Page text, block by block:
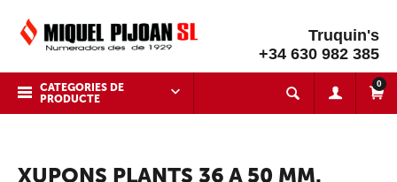
Truquin's
+34 630 982 385
CATEGORIES DE
PRODUCTE
0
XUPONS PLANTS 36 A 50 MM.